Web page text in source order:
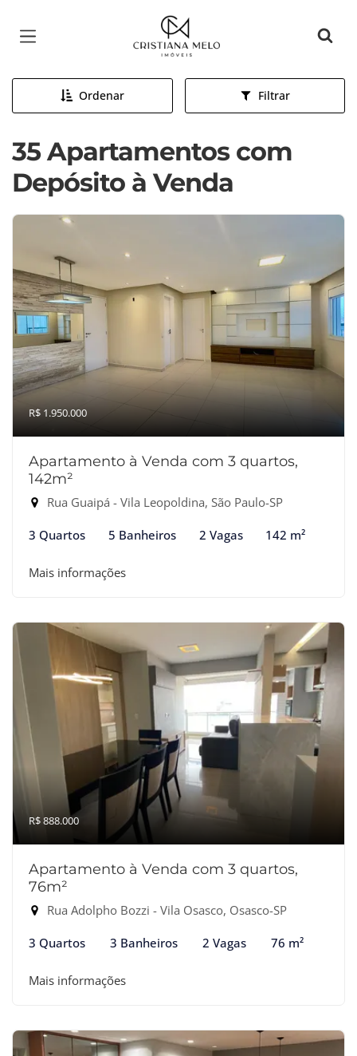
Página inicial
Ordenar Filtrar
35 Apartamentos com
Depósito à Venda
R$ 1.950.000
Apartamento à Venda com 3 quartos,
142m²
Rua Guaipá - Vila Leopoldina, São Paulo-SP
3 Quartos 5 Banheiros 2 Vagas 142 m²
Mais informações
R$ 888.000
Apartamento à Venda com 3 quartos,
76m²
Rua Adolpho Bozzi - Vila Osasco, Osasco-SP
3 Quartos 3 Banheiros 2 Vagas 76 m²
Mais informações